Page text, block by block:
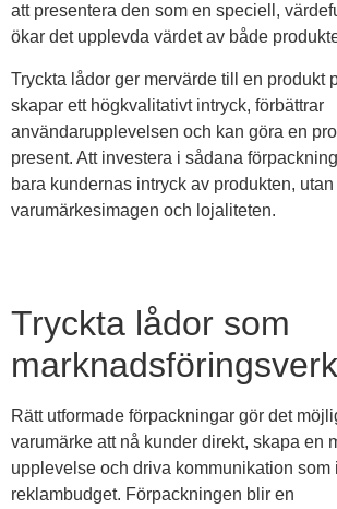
att presentera den som en speciell,
ökar det upplevda värdet av både
Tryckta lådor ger mervärde till en produkt
skapar ett högkvalitativt intryck, förbättrar
användarupplevelsen och kan göra en
present. Att investera i sådana
bara kundernas intryck av produkten,
varumärkesimagen och lojaliteten.
Tryckta lådor som
Rätt utformade förpackningar gör det
varumärke att nå kunder direkt, skapa en
upplevelse och driva kommunikation som
reklambudget. Förpackningen blir en